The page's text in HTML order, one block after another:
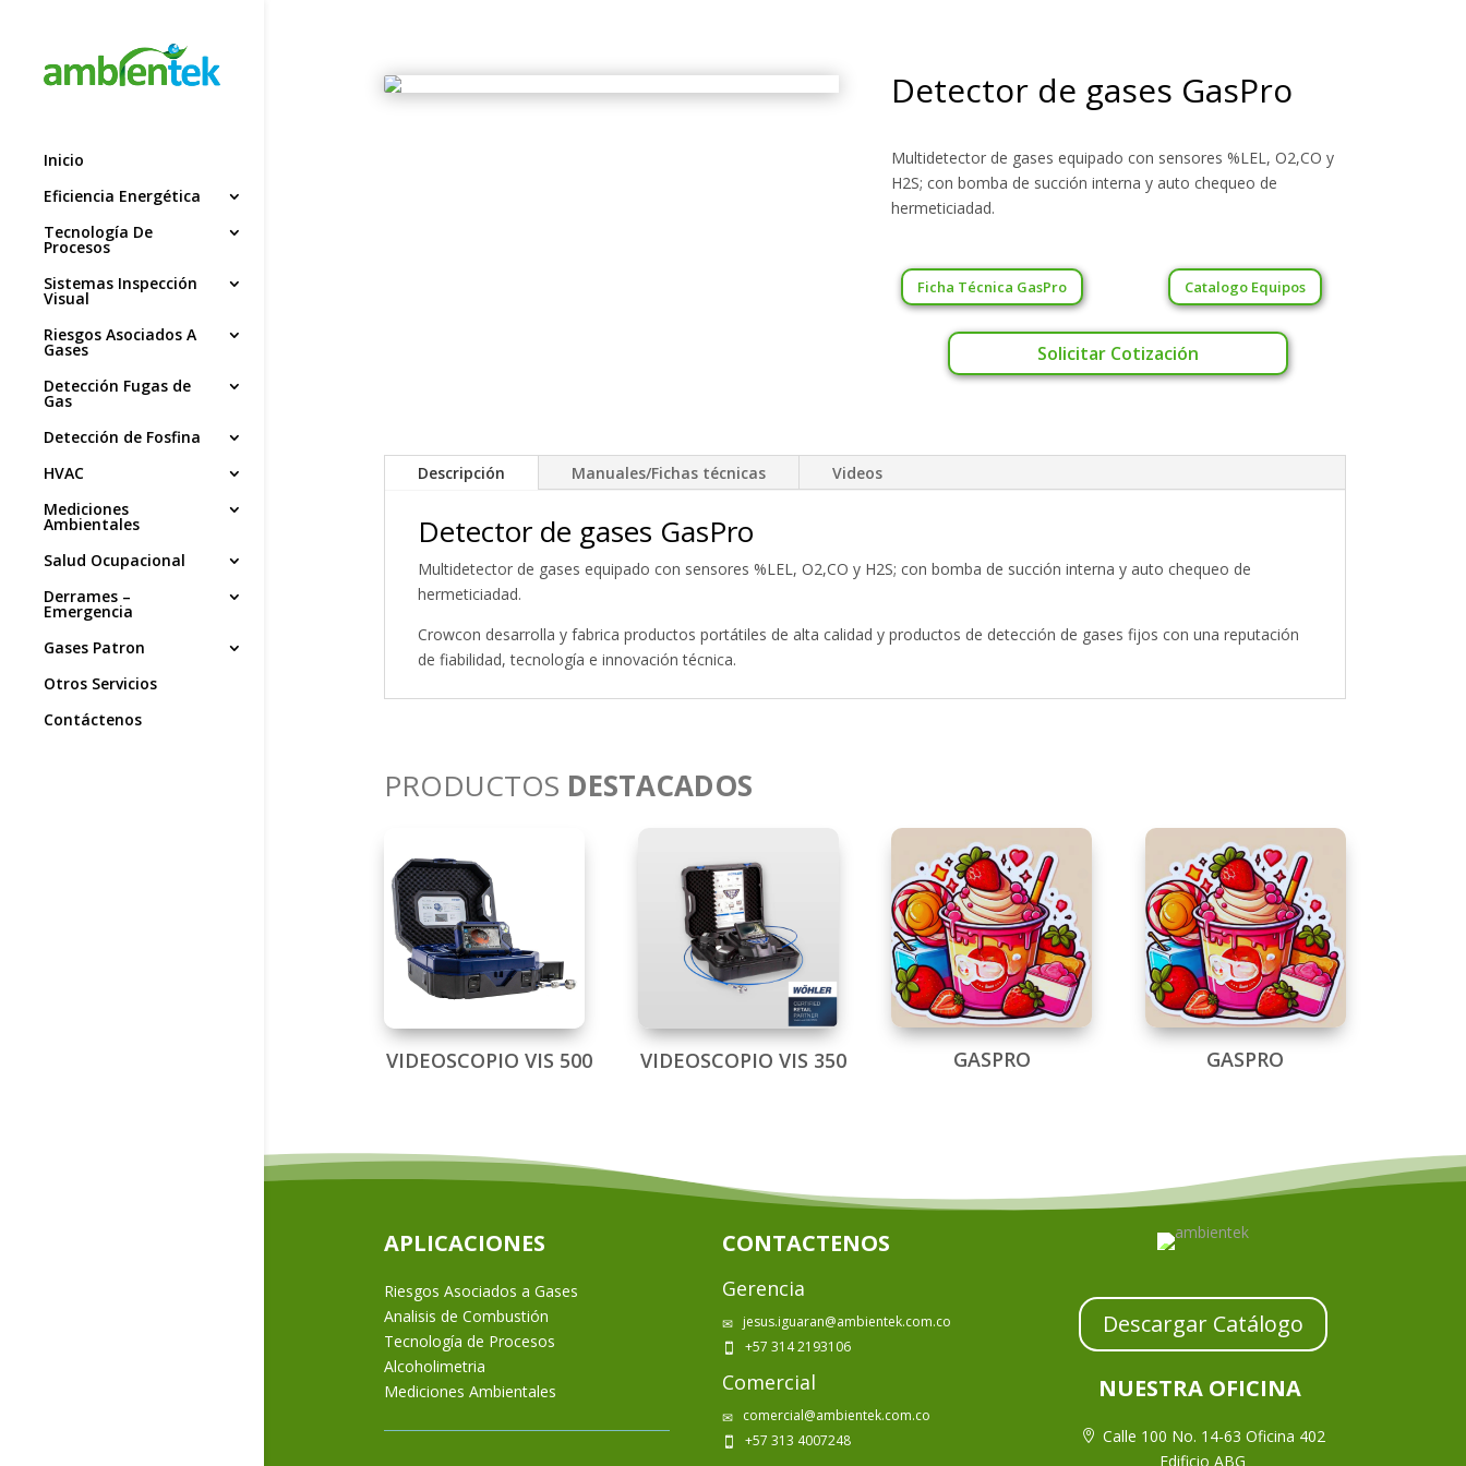
Inicio
Eficiencia Energética
Tecnología De
Procesos
Sistemas Inspección
Visual
Riesgos Asociados A
Gases
Detección Fugas de
Gas
Detección de Fosfina
HVAC
Mediciones
Ambientales
Salud Ocupacional
Derrames –
Emergencia
Gases Patron
Otros Servicios
Contáctenos
Detector de gases GasPro
Multidetector de gases equipado con sensores %LEL, O2,CO y
H2S; con bomba de succión interna y auto chequeo de
hermeticiadad.
Ficha Técnica GasPro Catalogo Equipos
Solicitar Cotización
Descripción Manuales/Fichas técnicas Videos
Detector de gases GasPro
Multidetector de gases equipado con sensores %LEL, O2,CO y H2S; con bomba de succión interna y auto chequeo de
hermeticiadad.
Crowcon desarrolla y fabrica productos portátiles de alta calidad y productos de detección de gases fijos con una reputación
de fiabilidad, tecnología e innovación técnica.
PRODUCTOS DESTACADOS
VIDEOSCOPIO VIS 500 VIDEOSCOPIO VIS 350 GASPRO GASPRO
APLICACIONES
Riesgos Asociados a Gases
Analisis de Combustión
Tecnología de Procesos
Alcoholimetria
Mediciones Ambientales
CONTACTENOS
Gerencia
✉ jesus.iguaran@ambientek.com.co
 +57 314 2193106
Comercial
✉ comercial@ambientek.com.co
 +57 313 4007248
Descargar Catálogo
NUESTRA OFICINA
 Calle 100 No. 14-63 Oficina 402
Edificio ABG